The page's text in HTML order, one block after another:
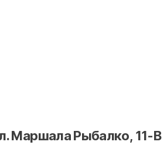
Маршала Рыбалко, 11-В